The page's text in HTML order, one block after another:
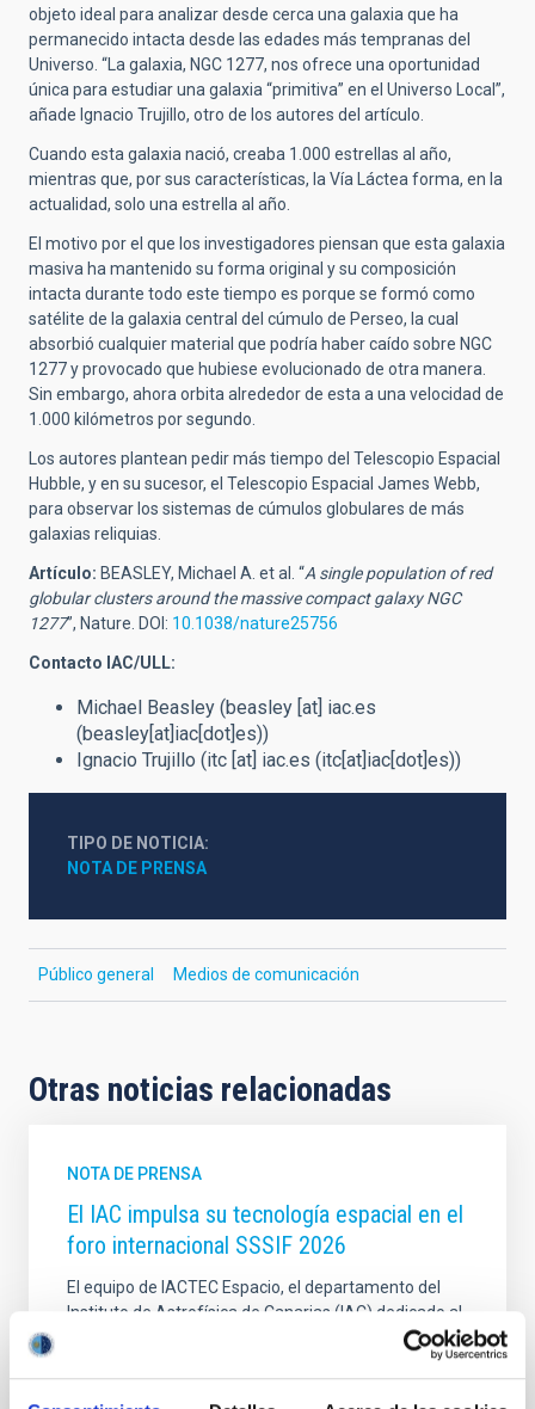
objeto ideal para analizar desde cerca una galaxia que ha
permanecido intacta desde las edades más tempranas del
Universo. “La galaxia, NGC 1277, nos ofrece una oportunidad
única para estudiar una galaxia “primitiva” en el Universo Local”,
añade Ignacio Trujillo, otro de los autores del artículo.
Cuando esta galaxia nació, creaba 1.000 estrellas al año,
mientras que, por sus características, la Vía Láctea forma, en la
actualidad, solo una estrella al año.
El motivo por el que los investigadores piensan que esta galaxia
masiva ha mantenido su forma original y su composición
intacta durante todo este tiempo es porque se formó como
satélite de la galaxia central del cúmulo de Perseo, la cual
absorbió cualquier material que podría haber caído sobre NGC
1277 y provocado que hubiese evolucionado de otra manera.
Sin embargo, ahora orbita alrededor de esta a una velocidad de
1.000 kilómetros por segundo.
Los autores plantean pedir más tiempo del Telescopio Espacial
Hubble, y en su sucesor, el Telescopio Espacial James Webb,
para observar los sistemas de cúmulos globulares de más
galaxias reliquias.
Artículo: BEASLEY, Michael A. et al. “A single population of red
globular clusters around the massive compact galaxy NGC
1277”, Nature. DOI: 10.1038/nature25756
Contacto IAC/ULL:
Michael Beasley (beasley [at] iac.es
(beasley[at]iac[dot]es))
Ignacio Trujillo (itc [at] iac.es (itc[at]iac[dot]es))
TIPO DE NOTICIA
NOTA DE PRENSA
Público general Medios de comunicación
Otras noticias relacionadas
NOTA DE PRENSA
El IAC impulsa su tecnología espacial en el
foro internacional SSSIF 2026
El equipo de IACTEC Espacio, el departamento del
Instituto de Astrofísica de Canarias (IAC) dedicado al
desarrollo de tecnología espacial para pequeños
satélites, participa esta semana en el Small Satellites